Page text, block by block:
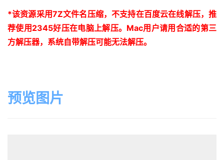
*该资源采用7Z文件名压缩，不支持在百度云在线解压，推
荐使用2345好压在电脑上解压。 Mac用户请用合适的第三
方解压器，系统自带解压可能无法解压。
预览图片